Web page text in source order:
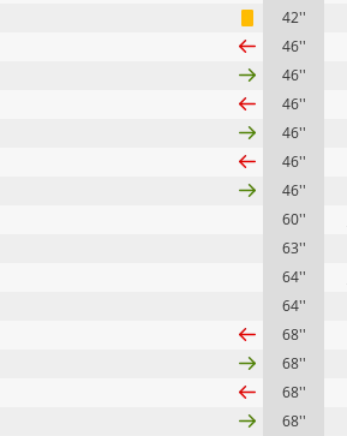
42''
46''
46''
46''
46''
46''
46''
60''
63''
64''
64''
68''
68''
68''
68''